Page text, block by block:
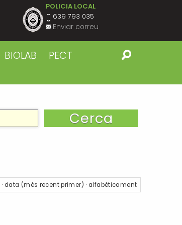
POLICIA LOCAL
639 793 035
Enviar correu
BIOLAB
PECT
· data (més recent primer) · alfabèticament